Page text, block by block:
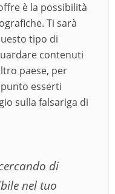
è la possibilità
Ti sarà
tipo di
contenuti
paese, per
esserti
sulla falsariga di
di
nel tuo